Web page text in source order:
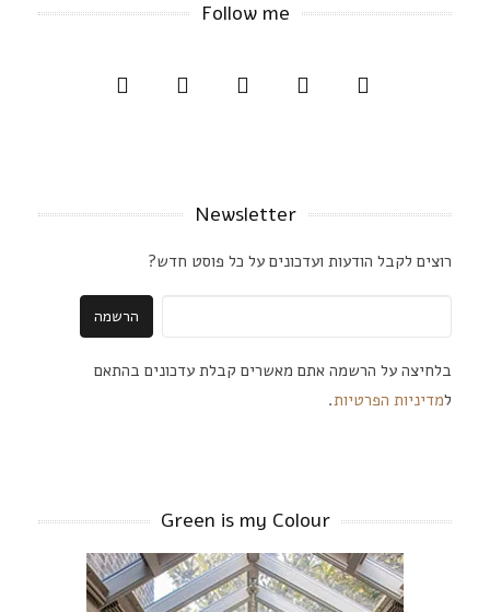
Follow me
Newsletter
רוצים לקבל הודעות ועדכונים על כל פוסט חדש?
בלחיצה על הרשמה אתם מאשרים קבלת עדכונים בהתאם
למדיניות הפרטיות.
Green is my Colour